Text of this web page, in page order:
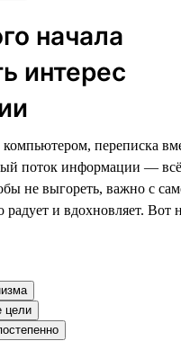
начала
интерес
компьютером, переписка
поток информации —
не выгореть, важно с
радует и вдохновляет. Вот
цели